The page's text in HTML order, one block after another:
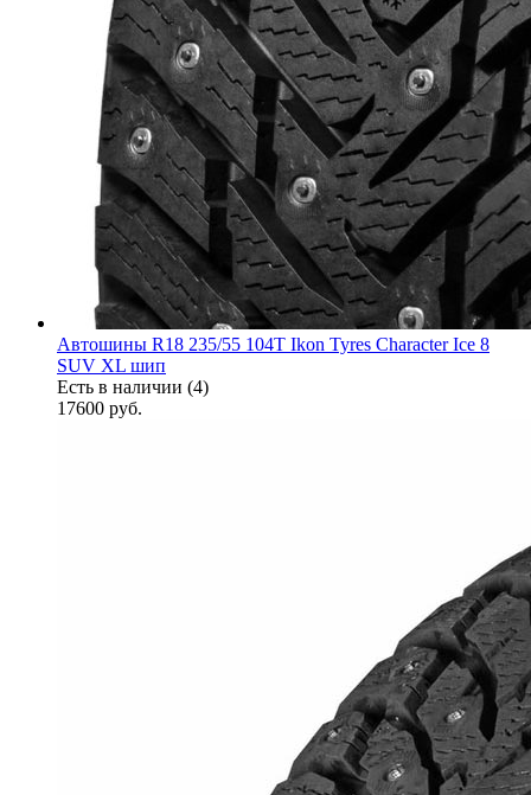
Автошины R18 235/55 104T Ikon Tyres Character Ice 8
SUV XL шип
Есть в наличии (4)
17600 руб.